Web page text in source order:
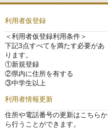
利用者仮登録
＜利用者仮登録利用条件＞
下記3点すべてを満たす必要があ
ります。
①新規登録
②県内に住所を有する
③中学生以上
利用者情報更新
住所や電話番号の更新はこちらか
ら行うことができます。